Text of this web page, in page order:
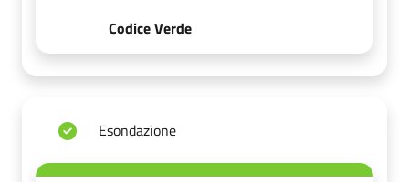
Codice Verde
Esondazione